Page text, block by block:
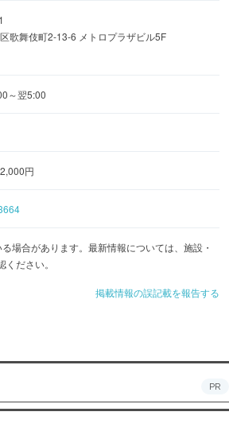
題付2,000円（税込）～
】
1名様無料！
ケ・マイク・照明・音響など使い放
歌舞伎町2-13-6 メトロプラザビル5F
～翌5:00
円
場合があります。最新情報については、施設・
ださい。
掲載情報の誤記載を報告する
PR